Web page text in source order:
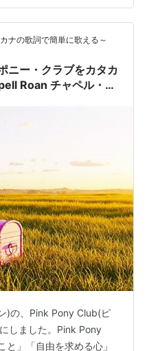
ナの歌詞で簡単に歌える～
ニー・クラブをカタカ
Roan チャペル・ロ
)の、Pink Pony Club(ピ
しました。Pink Pony
」「自由を求める心」